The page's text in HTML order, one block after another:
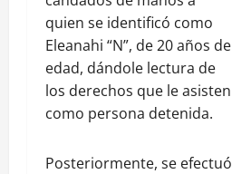
quien se identificó como
Eleanahi “N”, de 20 años de
edad, dándole lectura de
los derechos que le asisten
como persona detenida.
Posteriormente, se efectuó